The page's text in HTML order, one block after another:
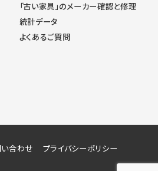
「古い家具」のメーカー確認と修理
統計データ
よくあるご質問
合わせ
プライバシーポリシー